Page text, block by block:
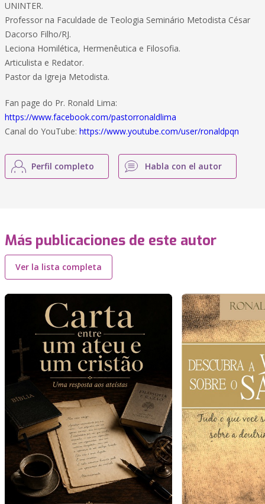
UNINTER.
Professor na Faculdade de Teologia Seminário Metodista César
Dacorso Filho/RJ.
Leciona Homilética, Hermenêutica e Filosofia.
Articulista e Redator.
Pastor da Igreja Metodista.
Fan page do Pr. Ronald Lima:
https://www.facebook.com/pastorronaldlima
Canal do YouTube: https://www.youtube.com/user/ronaldpqn
Perfil completo Habla con el autor
Más publicaciones de este autor
Ver la lista completa